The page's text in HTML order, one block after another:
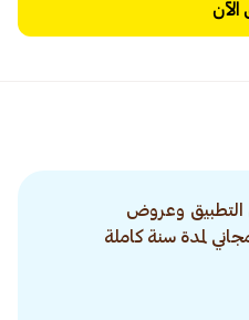
التطبيق وعروض
لمدة سنة كاملة